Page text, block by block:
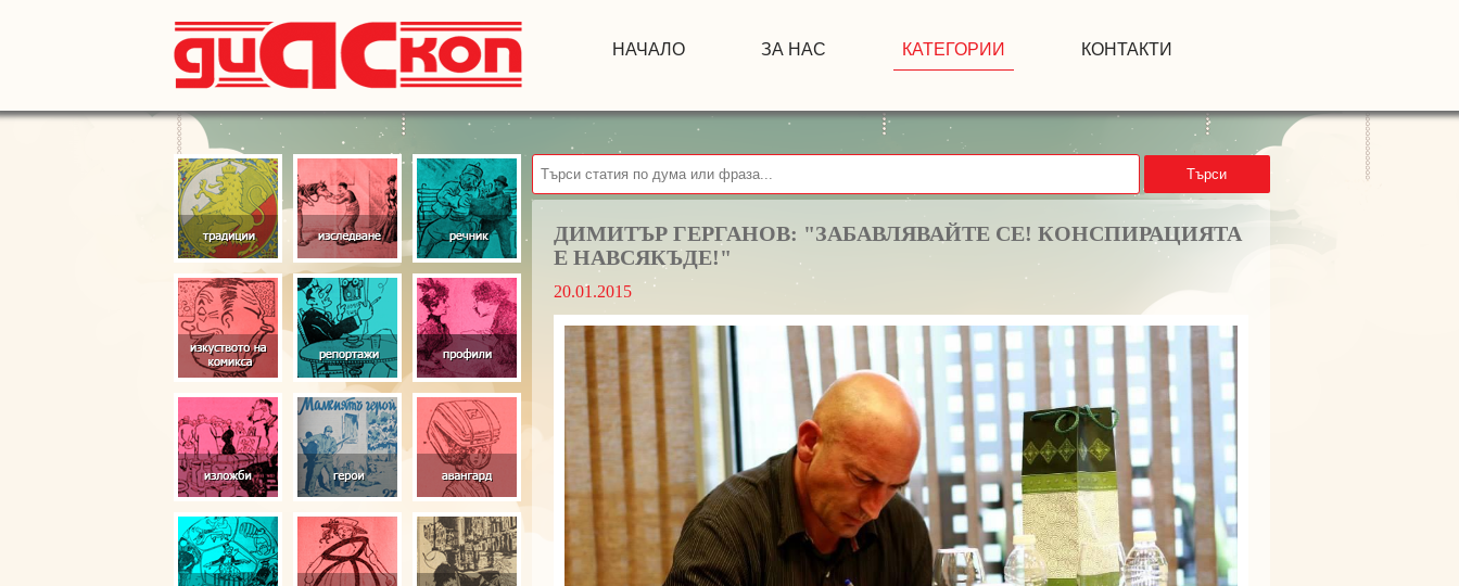
НАЧАЛО ЗА НАС КАТЕГОРИИ КОНТАКТИ
Търси
ДИМИТЪР ГЕРГАНОВ: "ЗАБАВЛЯВАЙТЕ СЕ! КОНСПИРАЦИЯТА
Е НАВСЯКЪДЕ!"
20.01.2015